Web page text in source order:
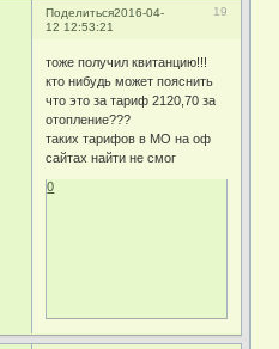
Поделиться 19
2016-04-
12 12:53:21
тоже получил квитанцию!!!
кто нибудь может пояснить
что это за тариф 2120,70 за
отопление???
таких тарифов в МО на оф
сайтах найти не смог
0